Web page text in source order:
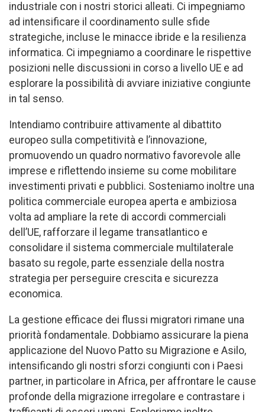
industriale con i nostri storici alleati. Ci impegniamo
ad intensificare il coordinamento sulle sfide
strategiche, incluse le minacce ibride e la resilienza
informatica. Ci impegniamo a coordinare le rispettive
posizioni nelle discussioni in corso a livello UE e ad
esplorare la possibilità di avviare iniziative congiunte
in tal senso.
Intendiamo contribuire attivamente al dibattito
europeo sulla competitività e l’innovazione,
promuovendo un quadro normativo favorevole alle
imprese e riflettendo insieme su come mobilitare
investimenti privati e pubblici. Sosteniamo inoltre una
politica commerciale europea aperta e ambiziosa
volta ad ampliare la rete di accordi commerciali
dell’UE, rafforzare il legame transatlantico e
consolidare il sistema commerciale multilaterale
basato su regole, parte essenziale della nostra
strategia per perseguire crescita e sicurezza
economica.
La gestione efficace dei flussi migratori rimane una
priorità fondamentale. Dobbiamo assicurare la piena
applicazione del Nuovo Patto su Migrazione e Asilo,
intensificando gli nostri sforzi congiunti con i Paesi
partner, in particolare in Africa, per affrontare le cause
profonde della migrazione irregolare e contrastare i